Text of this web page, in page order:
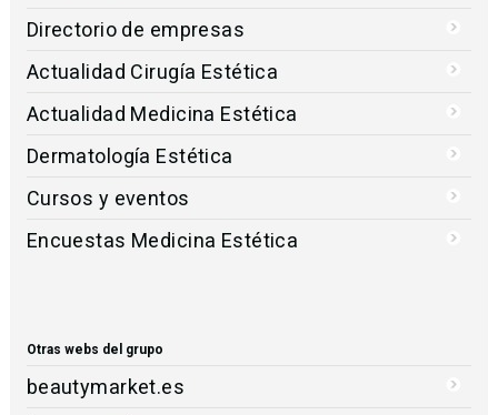
Directorio de empresas
Actualidad Cirugía Estética
Actualidad Medicina Estética
Dermatología Estética
Cursos y eventos
Encuestas Medicina Estética
Otras webs del grupo
beautymarket.es